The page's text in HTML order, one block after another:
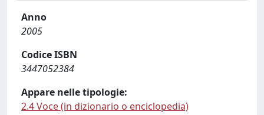
Anno
2005
Codice ISBN
3447052384
Appare nelle tipologie:
2.4 Voce (in dizionario o enciclopedia)